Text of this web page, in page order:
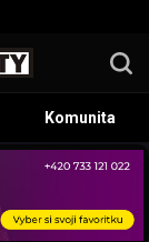
Komunita